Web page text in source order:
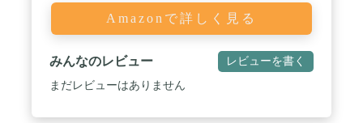
Amazonで詳しく見る
みんなのレビュー レビューを書く
まだレビューはありません